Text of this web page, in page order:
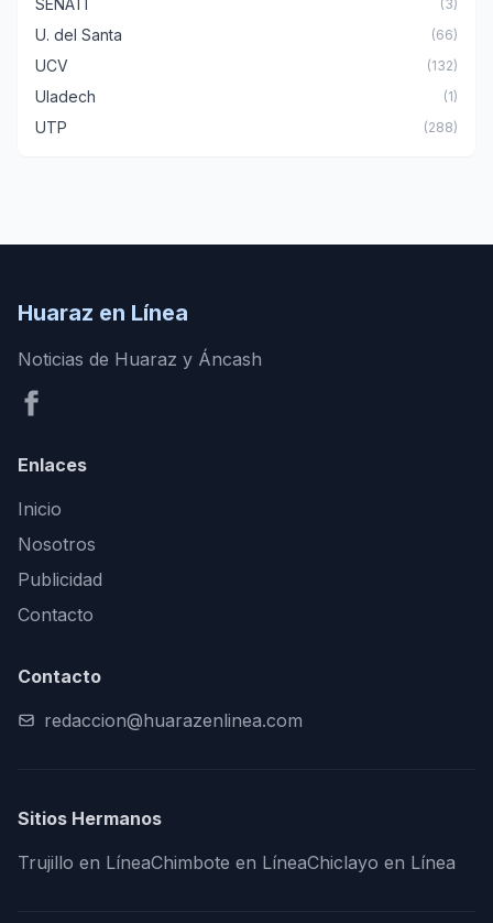
SENATI (3)
U. del Santa (66)
UCV (132)
Uladech (1)
UTP (288)
Huaraz en Línea
Noticias de Huaraz y Áncash
Enlaces
Inicio
Nosotros
Publicidad
Contacto
Contacto
redaccion@huarazenlinea.com
Sitios Hermanos
Trujillo en LíneaChimbote en LíneaChiclayo en Línea